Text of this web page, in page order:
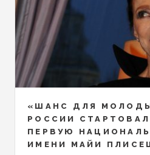
«ШАНС ДЛЯ
РОССИИ
ПЕРВУЮ
ИМЕНИ МАЙИ